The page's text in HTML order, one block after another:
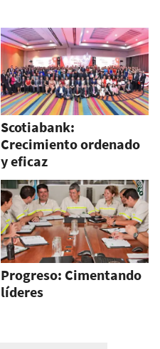
Scotiabank:
Crecimiento ordenado
y eficaz
Progreso: Cimentando
líderes